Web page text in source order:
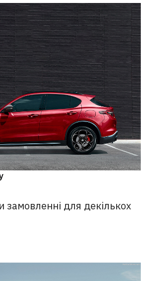
замовленні для декількох